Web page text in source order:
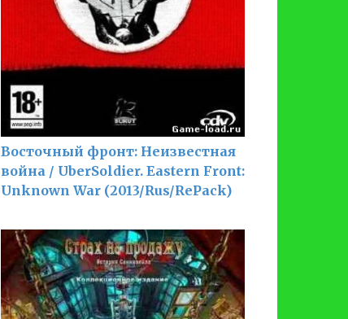
Восточный фронт: Неизвестная
война / UberSoldier. Eastern Front:
Unknown War (2013/Rus/RePack)